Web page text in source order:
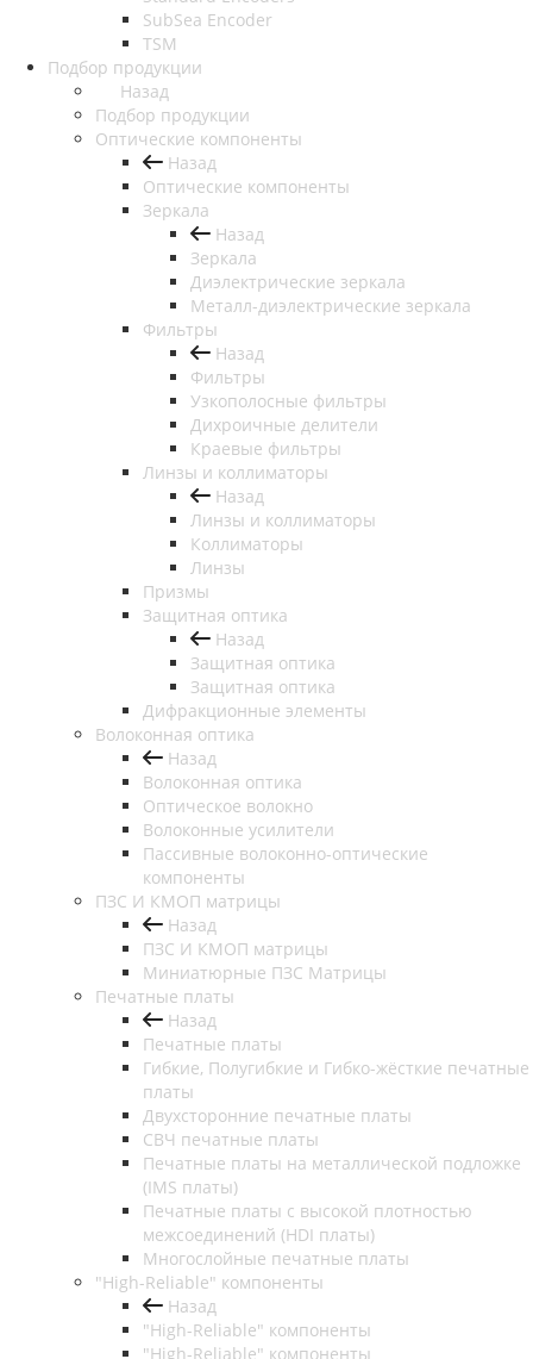
SubSea Encoder
TSM
Подбор продукции
Назад
Подбор продукции
Оптические компоненты
Назад
Оптические компоненты
Зеркала
Назад
Зеркала
Диэлектрические зеркала
Металл-диэлектрические зеркала
Фильтры
Назад
Фильтры
Узкополосные фильтры
Дихроичные делители
Краевые фильтры
Линзы и коллиматоры
Назад
Линзы и коллиматоры
Коллиматоры
Линзы
Призмы
Защитная оптика
Назад
Защитная оптика
Защитная оптика
Дифракционные элементы
Волоконная оптика
Назад
Волоконная оптика
Оптическое волокно
Волоконные усилители
Пассивные волоконно-оптические
компоненты
ПЗС И КМОП матрицы
Назад
ПЗС И КМОП матрицы
Миниатюрные ПЗС Матрицы
Печатные платы
Назад
Печатные платы
Гибкие, Полугибкие и Гибко-жёсткие печатные
платы
Двухсторонние печатные платы
СВЧ печатные платы
Печатные платы на металлической подложке
(IMS платы)
Печатные платы с высокой плотностью
межсоединений (HDI платы)
Многослойные печатные платы
"High-Reliable" компоненты
Назад
"High-Reliable" компоненты
"High-Reliable" компоненты